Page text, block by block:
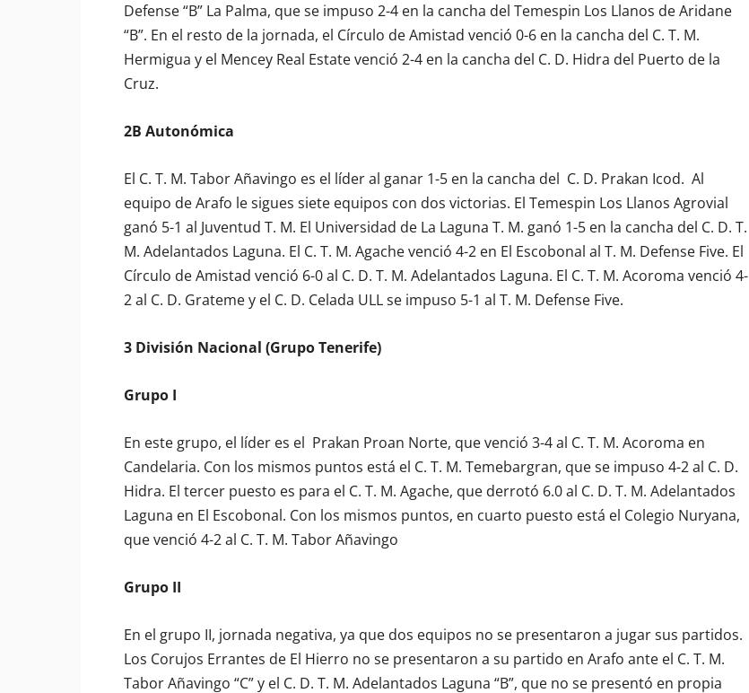
Defense “B” La Palma, que se impuso 2-4 en la cancha del Temespin Los Llanos de Aridane
“B”. En el resto de la jornada, el Círculo de Amistad venció 0-6 en la cancha del C. T. M.
Hermigua y el Mencey Real Estate venció 2-4 en la cancha del C. D. Hidra del Puerto de la
Cruz.
2B Autonómica
El C. T. M. Tabor Añavingo es el líder al ganar 1-5 en la cancha del C. D. Prakan Icod. Al
equipo de Arafo le sigues siete equipos con dos victorias. El Temespin Los Llanos Agrovial
ganó 5-1 al Juventud T. M. El Universidad de La Laguna T. M. ganó 1-5 en la cancha del C. D. T.
M. Adelantados Laguna. El C. T. M. Agache venció 4-2 en El Escobonal al T. M. Defense Five. El
Círculo de Amistad venció 6-0 al C. D. T. M. Adelantados Laguna. El C. T. M. Acoroma venció 4-
2 al C. D. Grateme y el C. D. Celada ULL se impuso 5-1 al T. M. Defense Five.
3 División Nacional (Grupo Tenerife)
Grupo I
En este grupo, el líder es el Prakan Proan Norte, que venció 3-4 al C. T. M. Acoroma en
Candelaria. Con los mismos puntos está el C. T. M. Temebargran, que se impuso 4-2 al C. D.
Hidra. El tercer puesto es para el C. T. M. Agache, que derrotó 6.0 al C. D. T. M. Adelantados
Laguna en El Escobonal. Con los mismos puntos, en cuarto puesto está el Colegio Nuryana,
que venció 4-2 al C. T. M. Tabor Añavingo
Grupo II
En el grupo II, jornada negativa, ya que dos equipos no se presentaron a jugar sus partidos.
Los Corujos Errantes de El Hierro no se presentaron a su partido en Arafo ante el C. T. M.
Tabor Añavingo “C” y el C. D. T. M. Adelantados Laguna “B”, que no se presentó en propia